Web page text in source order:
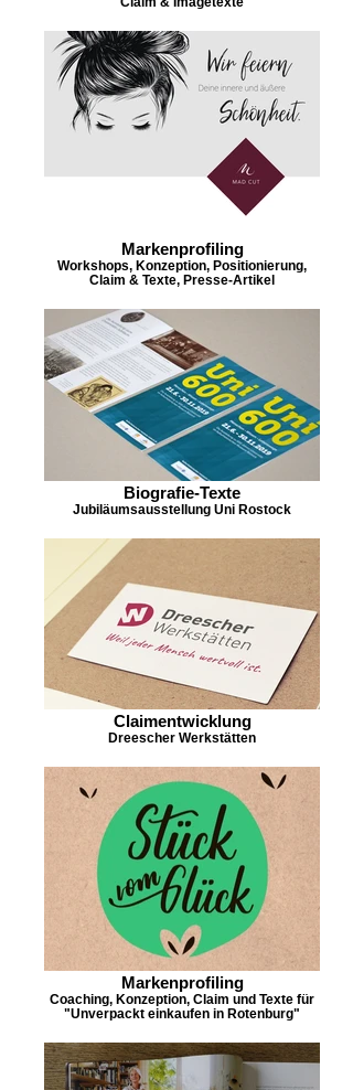
Markenprofiling
Workshops, Konzeption, Positionierung,
Claim & Texte, Presse-Artikel
Biografie-Texte
Jubiläumsausstellung Uni Rostock
Claimentwicklung
Dreescher Werkstätten
Markenprofiling
Coaching, Konzeption, Claim und Texte für
"Unverpackt einkaufen in Rotenburg"